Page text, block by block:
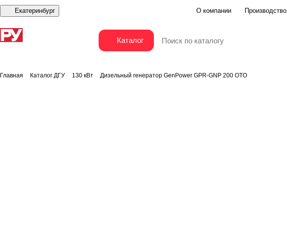
Екатеринбург О компании Производство
Каталог
Главная Каталог ДГУ 130 кВт Дизельный генератор GenPower GPR-GNP 200 OTO
Дизельный генератор GenPower GPR-GNP 200 OTO